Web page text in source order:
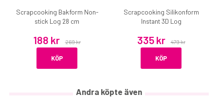
Scrapcooking Bakform Non-
stick Log 28 cm
188 kr 269 kr
KÖP
Scrapcooking Silikonform
Instant 3D Log
335 kr 479 kr
KÖP
Andra köpte även